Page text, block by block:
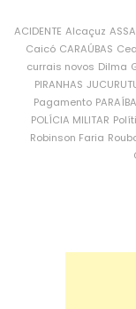
ACIDENTE Alcaçuz
Caicó CARAÚBAS
currais novos Dilma
PIRANHAS
Pagamento PARAÍBA
POLÍCIA MILITAR
Robinson Faria